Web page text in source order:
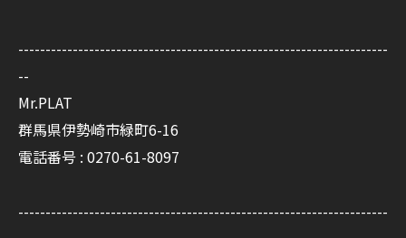
--------------------------------------------------------------------
--
Mr.PLAT
群馬県伊勢崎市緑町6-16
電話番号 : 0270-61-8097
--------------------------------------------------------------------